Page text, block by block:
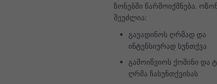
ზონებში წარმოიქმნება.
შეუძლია:
გაუადინოს ღრმად და
ინტენსიურად სუნთქვა
გამოიწვიოს ქოშინი და
ღრმა ჩასუნთქვისას